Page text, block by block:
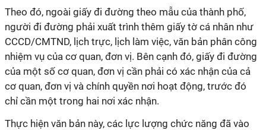
Theo đó, ngoài giấy đi đường theo mẫu của thành phố,
người đi đường phải xuất trình thêm giấy tờ cá nhân như
CCCD/CMTND, lịch trực, lịch làm việc, văn bản phân công
nhiệm vụ của cơ quan, đơn vị. Bên cạnh đó, giấy đi đường
của một số cơ quan, đơn vị cần phải có xác nhận của cả
cơ quan, đơn vị và chính quyền nơi hoạt động, trước đó
chỉ cần một trong hai nơi xác nhận.
Thực hiện văn bản này, các lực lượng chức năng đã vào